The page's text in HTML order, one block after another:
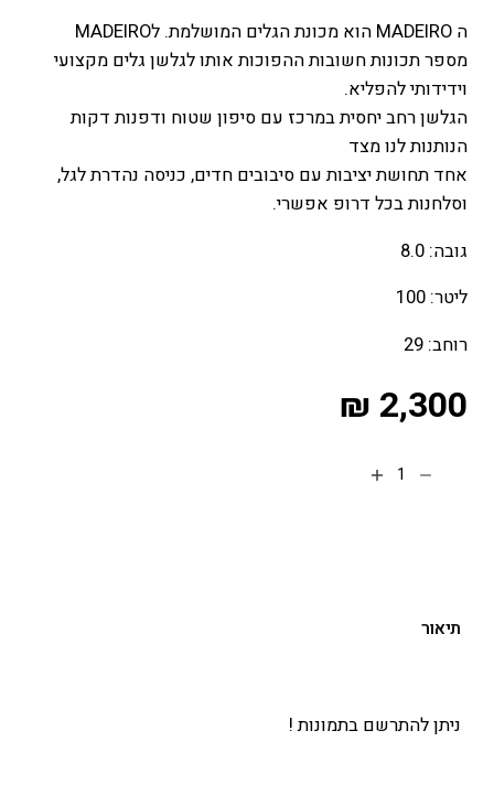
ה MADEIRO הוא מכונת הגלים המושלמת. לMADEIRO
מספר תכונות חשובות ההפוכות אותו לגלשן גלים מקצועי
וידידותי להפליא.
הגלשן רחב יחסית במרכז עם סיפון שטוח ודפנות דקות
הנותנות לנו מצד
אחד תחושת יציבות עם סיבובים חדים, כניסה נהדרת לגל,
וסלחנות בכל דרופ אפשרי.
גובה: 8.0
ליטר: 100
רוחב: 29
₪ 2,300
תיאור
ניתן להתרשם בתמונות !